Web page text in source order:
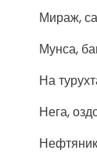
Мираж,
Мунса,
На
Нега,
Нефтяник